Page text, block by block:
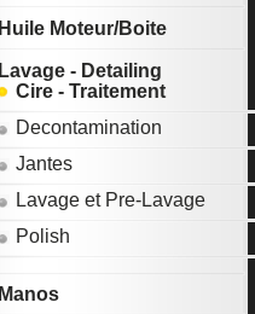
Huile Moteur/Boite
Lavage - Detailing
Cire - Traitement
Decontamination
Jantes
Lavage et Pre-Lavage
Polish
Manos